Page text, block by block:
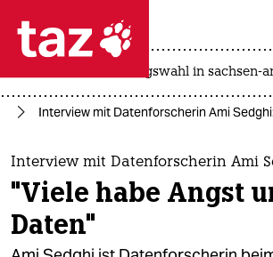
 taz zahl ich
taz zahl ich
themen
politik
öko
landtagswahl in sachsen-
Interview mit Datenforscherin Ami
Interview mit Datenforscherin Ami
"Viele habe Angst
Daten"